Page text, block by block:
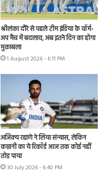
श्रीलंका दौरे से पहले टीम इंडिया के वॉर्म-
अप मैच में बदलाव, अब इतने दिन का होगा
मुकाबला
1 August 2026 - 6:11 PM
अजिंक्य रहाणे ने लिया संन्यास, लेकिन
कप्तानी का ये रिकॉर्ड आज तक कोई नहीं
तोड़ पाया
30 July 2026 - 6:40 PM